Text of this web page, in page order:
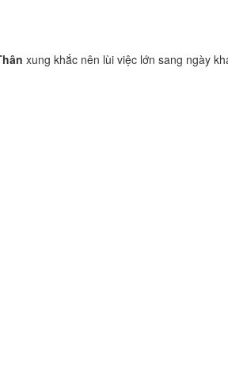
xung khắc nên lùi việc lớn sang ngày